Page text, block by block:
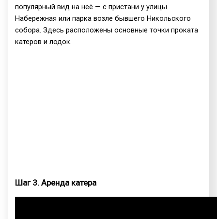
популярный вид на неё — с пристани у улицы
Набережная или парка возле бывшего Никольского
собора. Здесь расположены основные точки проката
катеров и лодок.
Шаг 3. Аренда катера